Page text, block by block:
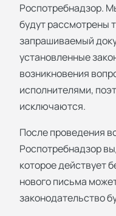
Роспотребнадзор.
будут рассмотрены
запрашиваемый
установленные
возникновения
исполнителями,
исключаются.
После проведения
Роспотребнадзор
которое действует
нового письма
законодательство